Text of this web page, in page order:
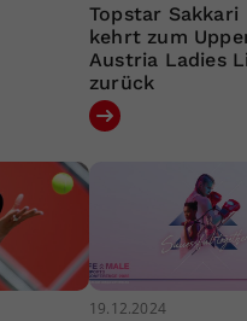
Topstar Sakkari
kehrt zum
Austria Ladies
zurück
19.12.2024